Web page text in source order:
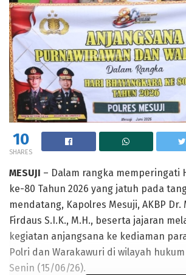
10
SHARES
MESUJI – Dalam rangka memperingati
ke-80 Tahun 2026 yang jatuh pada
mendatang, Kapolres Mesuji, AKBP Dr.
Firdaus S.I.K., M.H., beserta jajaran
kegiatan anjangsana ke kediaman
Polri dan Warakawuri di wilayah
Senin (15/06/26).